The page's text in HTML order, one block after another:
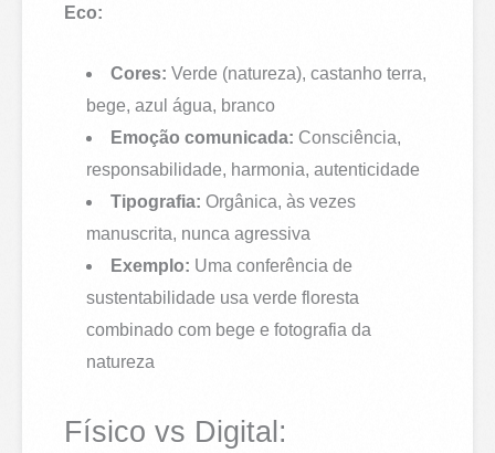
Eco:
Cores: Verde (natureza), castanho terra,
bege, azul água, branco
Emoção comunicada: Consciência,
responsabilidade, harmonia, autenticidade
Tipografia: Orgânica, às vezes
manuscrita, nunca agressiva
Exemplo: Uma conferência de
sustentabilidade usa verde floresta
combinado com bege e fotografia da
natureza
Físico vs Digital: